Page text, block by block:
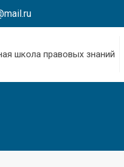
школа правовых знаний